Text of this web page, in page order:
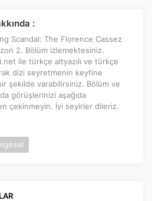
:
Scandal: The Florence Cassez
2. Bölüm izlemektesiniz.
ile türkçe altyazılı ve türkçe
dizi seyretmenin keyfine
şekilde varabilirsiniz. Bölüm ve
görüşlerinizi aşağıda
çekinmeyin. İyi seyirler dileriz.